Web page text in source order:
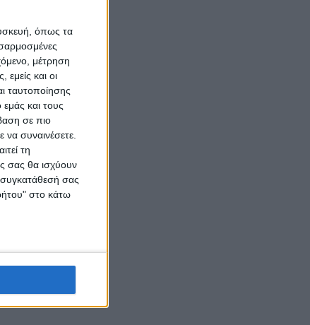
όπως τα
μέτρηση
εμείς και οι
ταυτοποίησης
και τους
σε πιο
να συναινέσετε.
τη
σας θα ισχύουν
συγκατάθεσή σας
στο κάτω